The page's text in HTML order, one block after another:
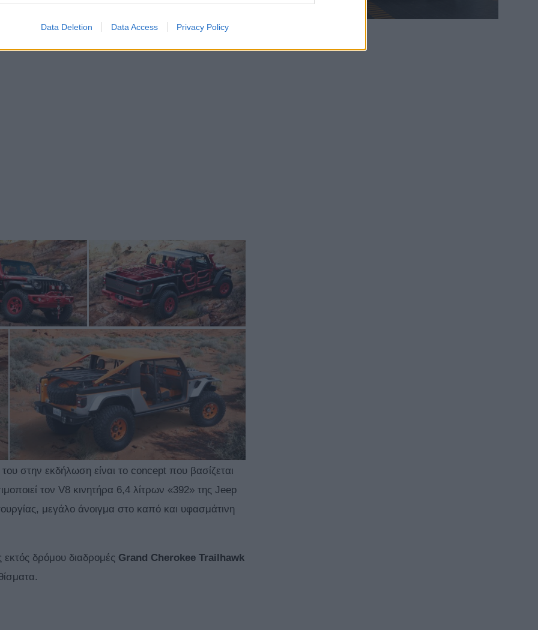
Data Deletion Data Access Privacy Policy
Το Wrangler Bob concept τροφοδοτείται από
την ισχύ στους πίσω τροχούς μέσω ενός
για να κάνει αλλαγές σε χαμηλότερες
στην εκδήλωση είναι το concept που βασίζεται
τον V8 κινητήρα 6,4 λίτρων «392» της Jeep
μεγάλο άνοιγμα στο καπό και υφασμάτινη
δρόμου διαδρομές Grand Cherokee Trailhawk
WEB TV